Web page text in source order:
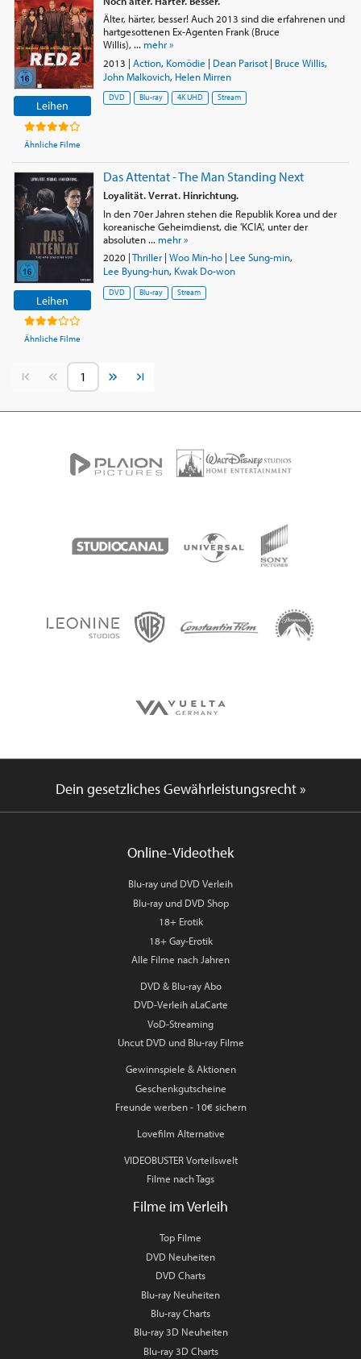
Leihen
Ähnliche Filme
Älter, härter, besser! Auch 2013 sind die erfahrenen und
hartgesottenen Ex-Agenten Frank (Bruce
Willis), ... mehr »
2013 | Action, Komödie | Dean Parisot| Bruce Willis,
John Malkovich, Helen Mirren
DVD Blu-ray 4K UHD Stream
Leihen
Ähnliche Filme
Das Attentat - The Man Standing Next
Loyalität. Verrat. Hinrichtung.
In den 70er Jahren stehen die Republik Korea und der
koreanische Geheimdienst, die 'KCIA', unter der
absoluten ... mehr »
2020|Thriller| Woo Min-ho| Lee Sung-min,
Lee Byung-hun, Kwak Do-won
DVD Blu-ray Stream
Vorherige SeiteNächste Seite
Dein gesetzliches Gewährleistungsrecht »
Online-Videothek
Blu-ray und DVD Verleih
Blu-ray und DVD Shop
18+ Erotik
18+ Gay-Erotik
Alle Filme nach Jahren
DVD & Blu-ray Abo
DVD-Verleih aLaCarte
VoD-Streaming
Uncut DVD und Blu-ray Filme
Gewinnspiele & Aktionen
Geschenkgutscheine
Freunde werben - 10€ sichern
Lovefilm Alternative
VIDEOBUSTER Vorteilswelt
Filme nach Tags
Filme im Verleih
Top Filme
DVD Neuheiten
DVD Charts
Blu-ray Neuheiten
Blu-ray Charts
Blu-ray 3D Neuheiten
Blu-ray 3D Charts